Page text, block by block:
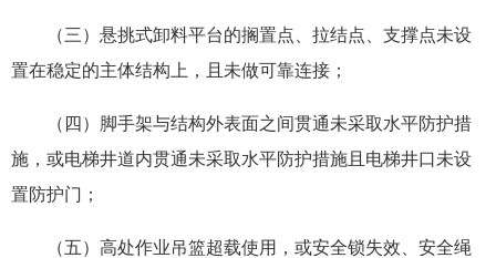
（三）悬挑式卸料平台的搁置点、拉结点、支撑点未设
置在稳定的主体结构上，且未做可靠连接；
（四）脚手架与结构外表面之间贯通未采取水平防护措
施，或电梯井道内贯通未采取水平防护措施且电梯井口未设
置防护门；
（五）高处作业吊篮超载使用，或安全锁失效、安全绳